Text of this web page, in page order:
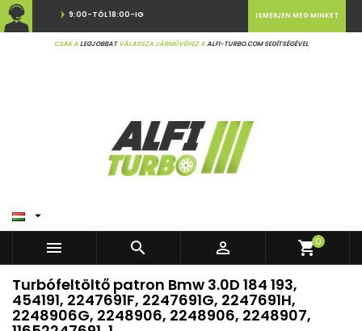
9:00-TÓL 18:00-IG
CSAK ALEGJOBBATVÁLASSZA JÁRMŰVÉHEZ AALFI-TURBO.COM SEGÍTSÉGÉVEL
ISMERJEN MEG MINKET

   shopping_cart0
Turbófeltöltő patron Bmw 3.0D 184 193,
454191, 2247691F, 2247691G, 2247691H,
2248906G, 2248906, 2248906, 2248907,